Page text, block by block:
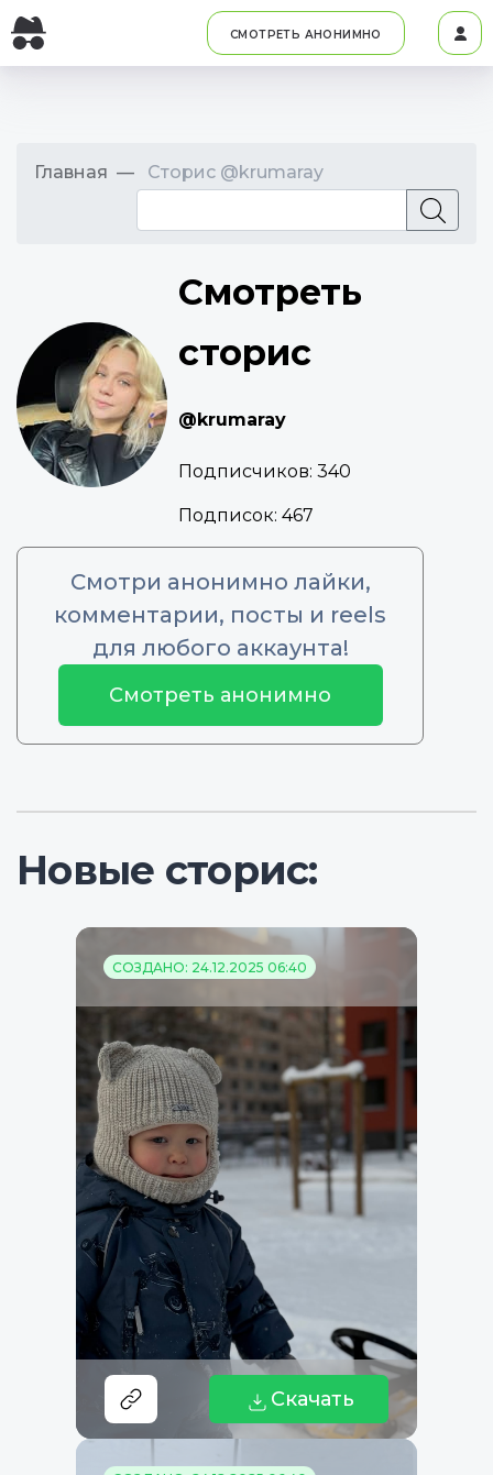
СМОТРЕТЬ АНОНИМНО
Главная Сторис @krumaray
Смотреть
сторис
@krumaray
Подписчиков: 340
Подписок: 467
Смотри анонимно лайки,
комментарии, посты и reels
для любого аккаунта!
Смотреть анонимно
Новые сторис:
СОЗДАНО: 24.12.2025 06:40
Скачать